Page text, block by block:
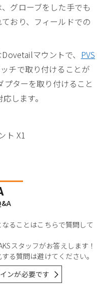
グローブをした手でも
おり、フィールドでの
マウントで、 PVS
チで取り付けることが
ターを取り付けること
します。
ト X1
ることはこちらで質問して
スタッフがお答えします！
る質問は避けてください。
ンが必要です